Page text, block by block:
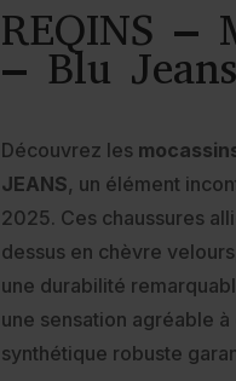
REQINS –
– Blu Jeans
Découvrez les
JEANS, un élément
2025. Ces chaussures
dessus en chèvre
une durabilité
une sensation agréable
synthétique robuste